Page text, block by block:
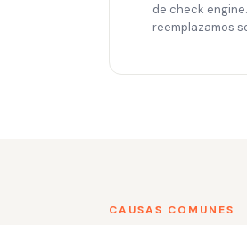
de check
reemplazamos
CAUSAS COMUNES